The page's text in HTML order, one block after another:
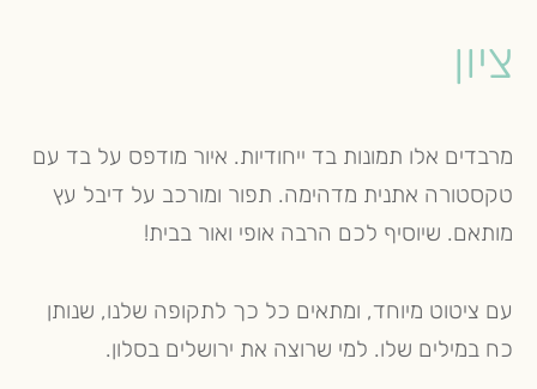
ציון
מרבדים אלו תמונות בד ייחודיות. איור מודפס על בד עם
טקסטורה אתנית מדהימה. תפור ומורכב על דיבל עץ
מותאם. שיוסיף לכם הרבה אופי ואור בבית!
עם ציטוט מיוחד, ומתאים כל כך לתקופה שלנו, שנותן
כח במילים שלו. למי שרוצה את ירושלים בסלון.